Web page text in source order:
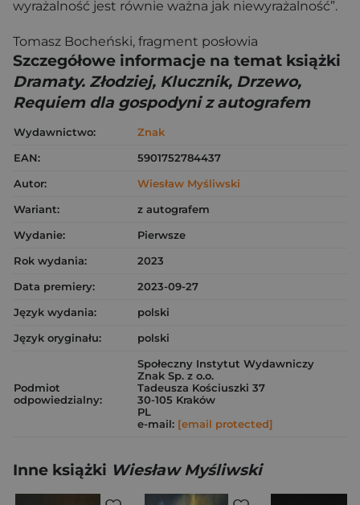
wyrażalność jest równie ważna jak niewyrażalność”.
Tomasz Bocheński, fragment posłowia
Szczegółowe informacje na temat książki
Dramaty. Złodziej, Klucznik, Drzewo,
Requiem dla gospodyni z autografem
Wydawnictwo:
Znak
EAN:
5901752784437
Autor:
Wiesław Myśliwski
Wariant:
z autografem
Wydanie:
Pierwsze
Rok wydania:
2023
Data premiery:
2023-09-27
Język wydania:
polski
Język oryginału:
polski
Podmiot
odpowiedzialny:
Społeczny Instytut Wydawniczy
Znak Sp. z o.o.
Tadeusza Kościuszki 37
30-105 Kraków
PL
e-mail: [email protected]
Inne książki Wiesław Myśliwski